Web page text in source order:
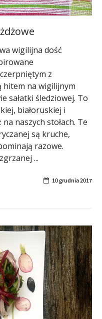
wigilijna dość
z
hitem na wigilijnym
sałatki śledziowej. To
białoruskiej i
naszych stołach. Te
są kruche,
razowe.
...
10 grudnia 2017